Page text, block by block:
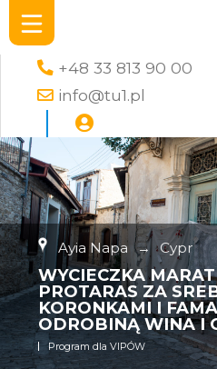
+48 33 813 90 00
info@tu1.pl
Ayia Napa → Cypr
WYCIECZKA
PROTARAS ZA
KORONKAMI I
ODROBINĄ WINA I
Program dla VIPÓW